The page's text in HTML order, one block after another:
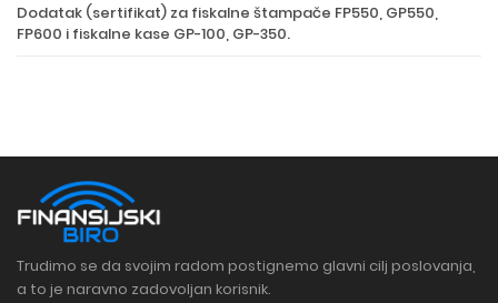
Dodatak (sertifikat) za fiskalne štampače FP550, GP550,
FP600 i fiskalne kase GP-100, GP-350.
Trudimo se da svojim radom postignemo glavni cilj poslovanja,
a to je naravno zadovoljan korisnik.